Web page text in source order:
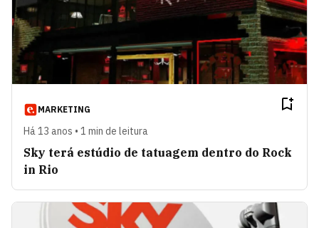
MARKETING
Há 13 anos • 1 min de leitura
Sky terá estúdio de tatuagem dentro do Rock
in Rio